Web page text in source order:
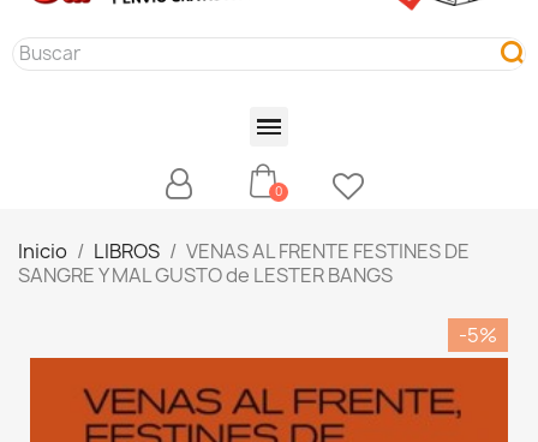
Inicio LIBROS
VENAS AL FRENTE FESTINES DE
SANGRE Y MAL GUSTO de LESTER BANGS
-5%